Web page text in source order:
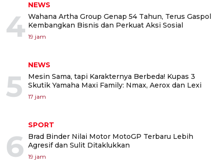
4
NEWS
Wahana Artha Group Genap 54 Tahun, Terus Gaspol
Kembangkan Bisnis dan Perkuat Aksi Sosial
19 jam
5
NEWS
Mesin Sama, tapi Karakternya Berbeda! Kupas 3
Skutik Yamaha Maxi Family: Nmax, Aerox dan Lexi
17 jam
6
SPORT
Brad Binder Nilai Motor MotoGP Terbaru Lebih
Agresif dan Sulit Ditaklukkan
19 jam